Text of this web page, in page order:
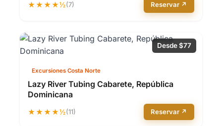
★★★★½(7) Reservar ↗
Desde $77
Excursiones Costa Norte
Lazy River Tubing Cabarete, República
Dominicana
★★★★½(11) Reservar ↗